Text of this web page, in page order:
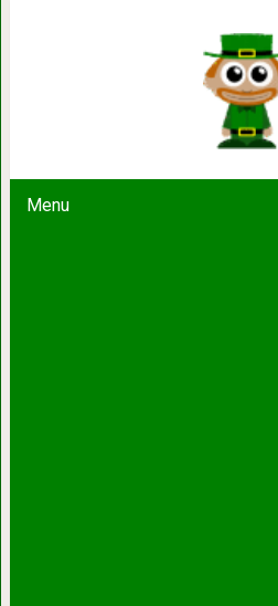
Menu
Кошка